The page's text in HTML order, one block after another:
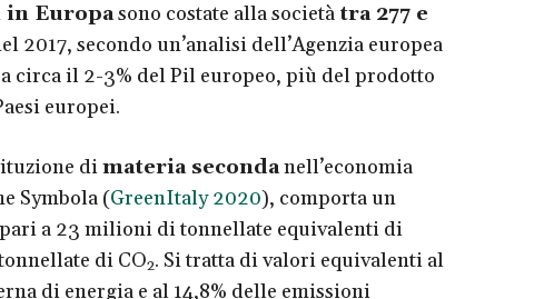
Europasono costate alla società tra 277 e
2017, secondo un’analisi dell’Agenzia europea
circa il 2-3% del Pil europeo, più del prodotto
europei.
dimateria secondanell’economia
Symbola (GreenItaly 2020), comporta un
pari a 23 milioni di tonnellate equivalenti di
di CO2. Si tratta di valori equivalenti al
di energia e al 14,8% delle emissioni